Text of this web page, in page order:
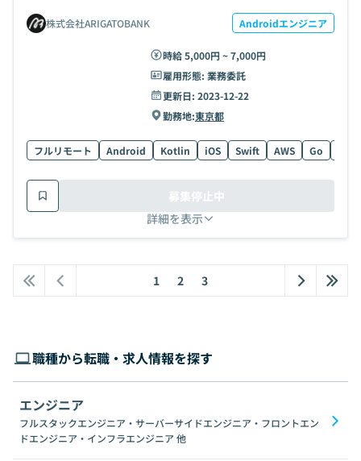
株式会社ARIGATOBANK Androidエンジニア
時給 5,000円 ~ 7,000円
雇用形態: 業務委託
更新日: 2023-12-22
勤務地:東京都
フルリモート Android Kotlin iOS Swift AWS Go
詳細を表示
募集停止中
1 2 3
職種から転職・求人情報を探す
エンジニア
フルスタックエンジニア・サーバーサイドエンジニア・フロントエン
ドエンジニア・インフラエンジニア 他